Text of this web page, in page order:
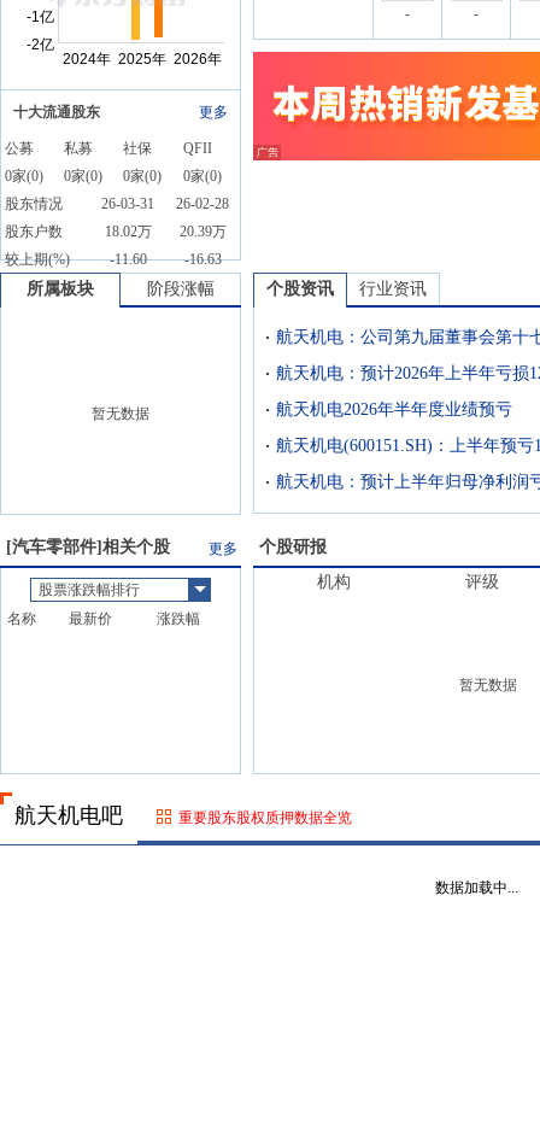
十大流通股东 更多
公募 私募 社保
QFII
0家(0) 0家(0) 0家(0) 0家(0)
股东情况
26-03-31
26-02-28
股东户数
18.02万
20.39万
较上期(%)
-11.60 -16.63
-
-
所属板块 阶段涨幅
暂无数据
个股资讯 行业资讯
航天机电2026年半年度业绩预亏
[汽车零部件]相关个股 更多
股票涨跌幅排行
名称
最新价 涨跌幅
个股研报
机构
评级
暂无数据
航天机电吧 重要股东股权质押数据全览